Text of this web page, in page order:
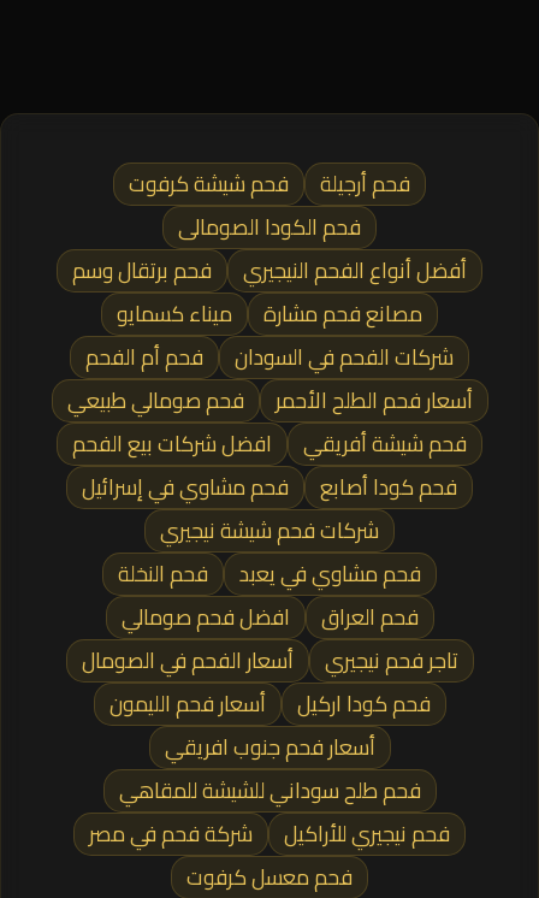
فحم أرجيلة
فحم شيشة كرفوت
فحم الكودا الصومالى
أفضل أنواع الفحم النيجيري
فحم برتقال وسم
مصانع فحم مشارة
ميناء كسمايو
شركات الفحم في السودان
فحم أم الفحم
أسعار فحم الطلح الأحمر
فحم صومالي طبيعي
فحم شيشة أفريقي
افضل شركات بيع الفحم
فحم كودا أصابع
فحم مشاوي في إسرائيل
شركات فحم شيشة نيجيري
فحم مشاوي في يعبد
فحم النخلة
فحم العراق
افضل فحم صومالي
تاجر فحم نيجيري
أسعار الفحم في الصومال
فحم كودا اركيل
أسعار فحم الليمون
أسعار فحم جنوب افريقي
فحم طلح سوداني للشيشة للمقاهي
فحم نيجيري للأراكيل
شركة فحم في مصر
فحم معسل كرفوت